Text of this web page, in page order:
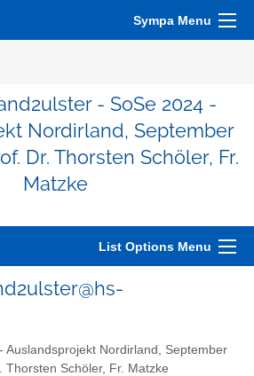
Sympa Menu
- SoSe 2024 -
Nordirland, September
Dr. Thorsten Schöler, Fr.
Matzke
List Options Menu
Auslandsprojekt Nordirland, September
Thorsten Schöler, Fr. Matzke